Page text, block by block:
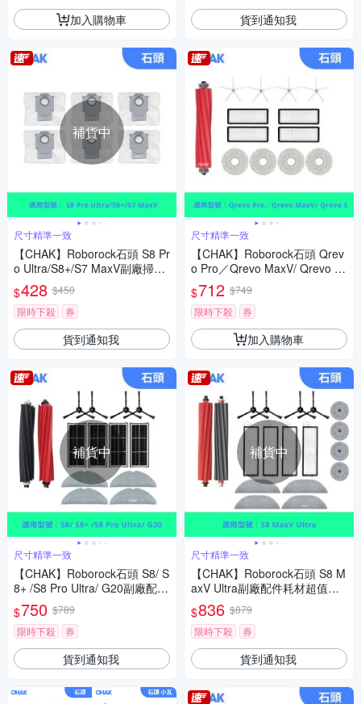
加入購物車
補貨中
尺寸精準一致
【CHAK】Roborock石頭 S8 Pr
o Ultra/S8+/S7 MaxV副廠掃拖
機配件集塵袋超值組(6入組)
$428 $450
限時下殺
券
貨到通知我
補貨中
尺寸精準一致
【CHAK】Roborock石頭 S8/ S
8+ /S8 Pro Ultra/ G20副廠配件
(主刷x1 邊刷x4 活性碳濾網x4
雙震動拖布x4)
$750 $789
限時下殺
券
貨到通知我
貨到通知我
尺寸精準一致
【CHAK】Roborock石頭 Qrev
o Pro／Qrevo MaxV/ Qrevo S
副廠配件耗材超值組(主刷x1 邊
刷x4 濾網x4 拖布x4)
$712 $749
限時下殺
券
加入購物車
補貨中
尺寸精準一致
【CHAK】Roborock石頭 S8 M
axV Ultra副廠配件耗材超值組
(主刷x1 邊刷x4 濾網x4 雙震動
拖布x4 邊角圓拖x4)
$836 $879
限時下殺
券
貨到通知我